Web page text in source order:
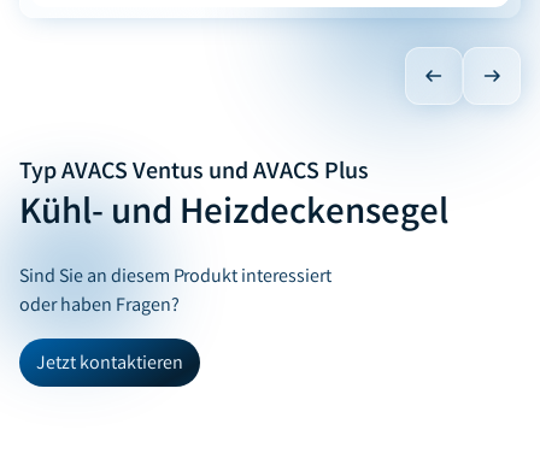
Typ AVACS Ventus und AVACS Plus
Kühl- und Heizdeckensegel
Sind Sie an diesem Produkt interessiert
oder haben Fragen?
Jetzt kontaktieren